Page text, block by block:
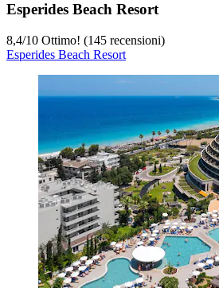
Esperides Beach Resort
8,4/10 Ottimo! (145 recensioni)
Esperides Beach Resort